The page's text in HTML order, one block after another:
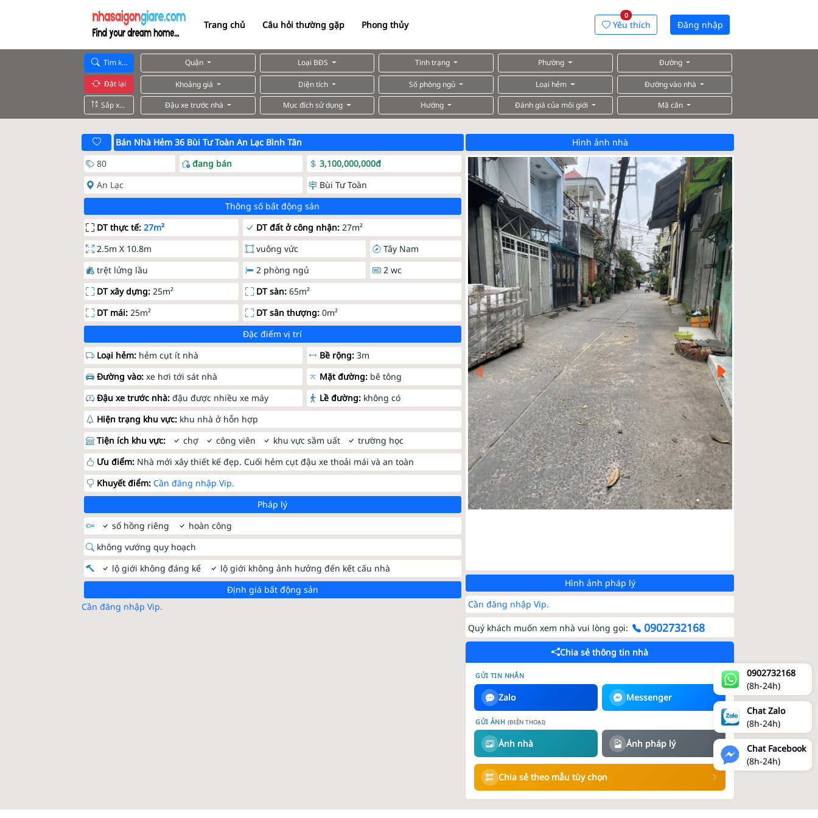
Trang chủ Câu hỏi thường gặp Phong thủy Yêu thích
0
Đăng nhập
Tìm kiếm
Đặt lại
Sắp xếp
Quận Loại BĐS Tình trạng Phường Đường
Khoảng giá Diện tích Số phòng ngủ Loại hẻm
Đường vào nhà
Đậu xe trước nhà
Mục đích sử dụng Hướng Đánh giá của môi giới Mã căn
Bán Nhà Hẻm 36 Bùi Tư Toàn An Lạc Bình Tân
80
đang bán
3,100,000,000đ
An Lạc
Bùi Tư Toàn
Thông số bất động sản
DT thực tế:27m² DT đất ở công nhận: 27m²
2.5m X 10.8m
vuông vức
Tây Nam
trệt lửng lầu
2 phòng ngủ
2 wc
DT xây dựng:25m² DT sàn: 65m²
DT mái:25m² DT sân thượng: 0m²
Đặc điểm vị trí
Loại hẻm: hẻm cụt ít nhà Bề rộng:3m
Đường vào:xe hơi tới sát nhà Mặt đường: bê tông
Đậu xe trước nhà:đậu được nhiều xe máy Lề đường: không có
Hiện trạng khu vực: khu nhà ở hỗn hợp
Tiện ích khu vực:
chợ công viên khu vực sầm uất
trường học
Ưu điểm: Nhà mới xây thiết kế đẹp. Cuối hẻm cụt đậu xe thoải mái và an toàn
Khuyết điểm:Cần đăng nhập Vip.
Pháp lý
sổ hồng riêng
hoàn công
không vướng quy hoạch
lộ giới không đáng kể
lộ giới không ảnh hưởng đến kết cấu nhà
Định giá bất động sản
Cần đăng nhập Vip.
Hình ảnh nhà
Hình ảnh pháp lý
Cần đăng nhập Vip.
Quý khách muốn xem nhà vui lòng gọi: 0902732168
Chia sẻ thông tin nhà
GỬI TIN NHẮN
Zalo Messenger
GỬI ẢNH (ĐIỆN THOẠI)
Ảnh nhà Ảnh pháp lý
Chia sẻ theo mẫu tùy chọn
0902732168
(8h-24h)
Chat Zalo
(8h-24h)
Chat Facebook
(8h-24h)